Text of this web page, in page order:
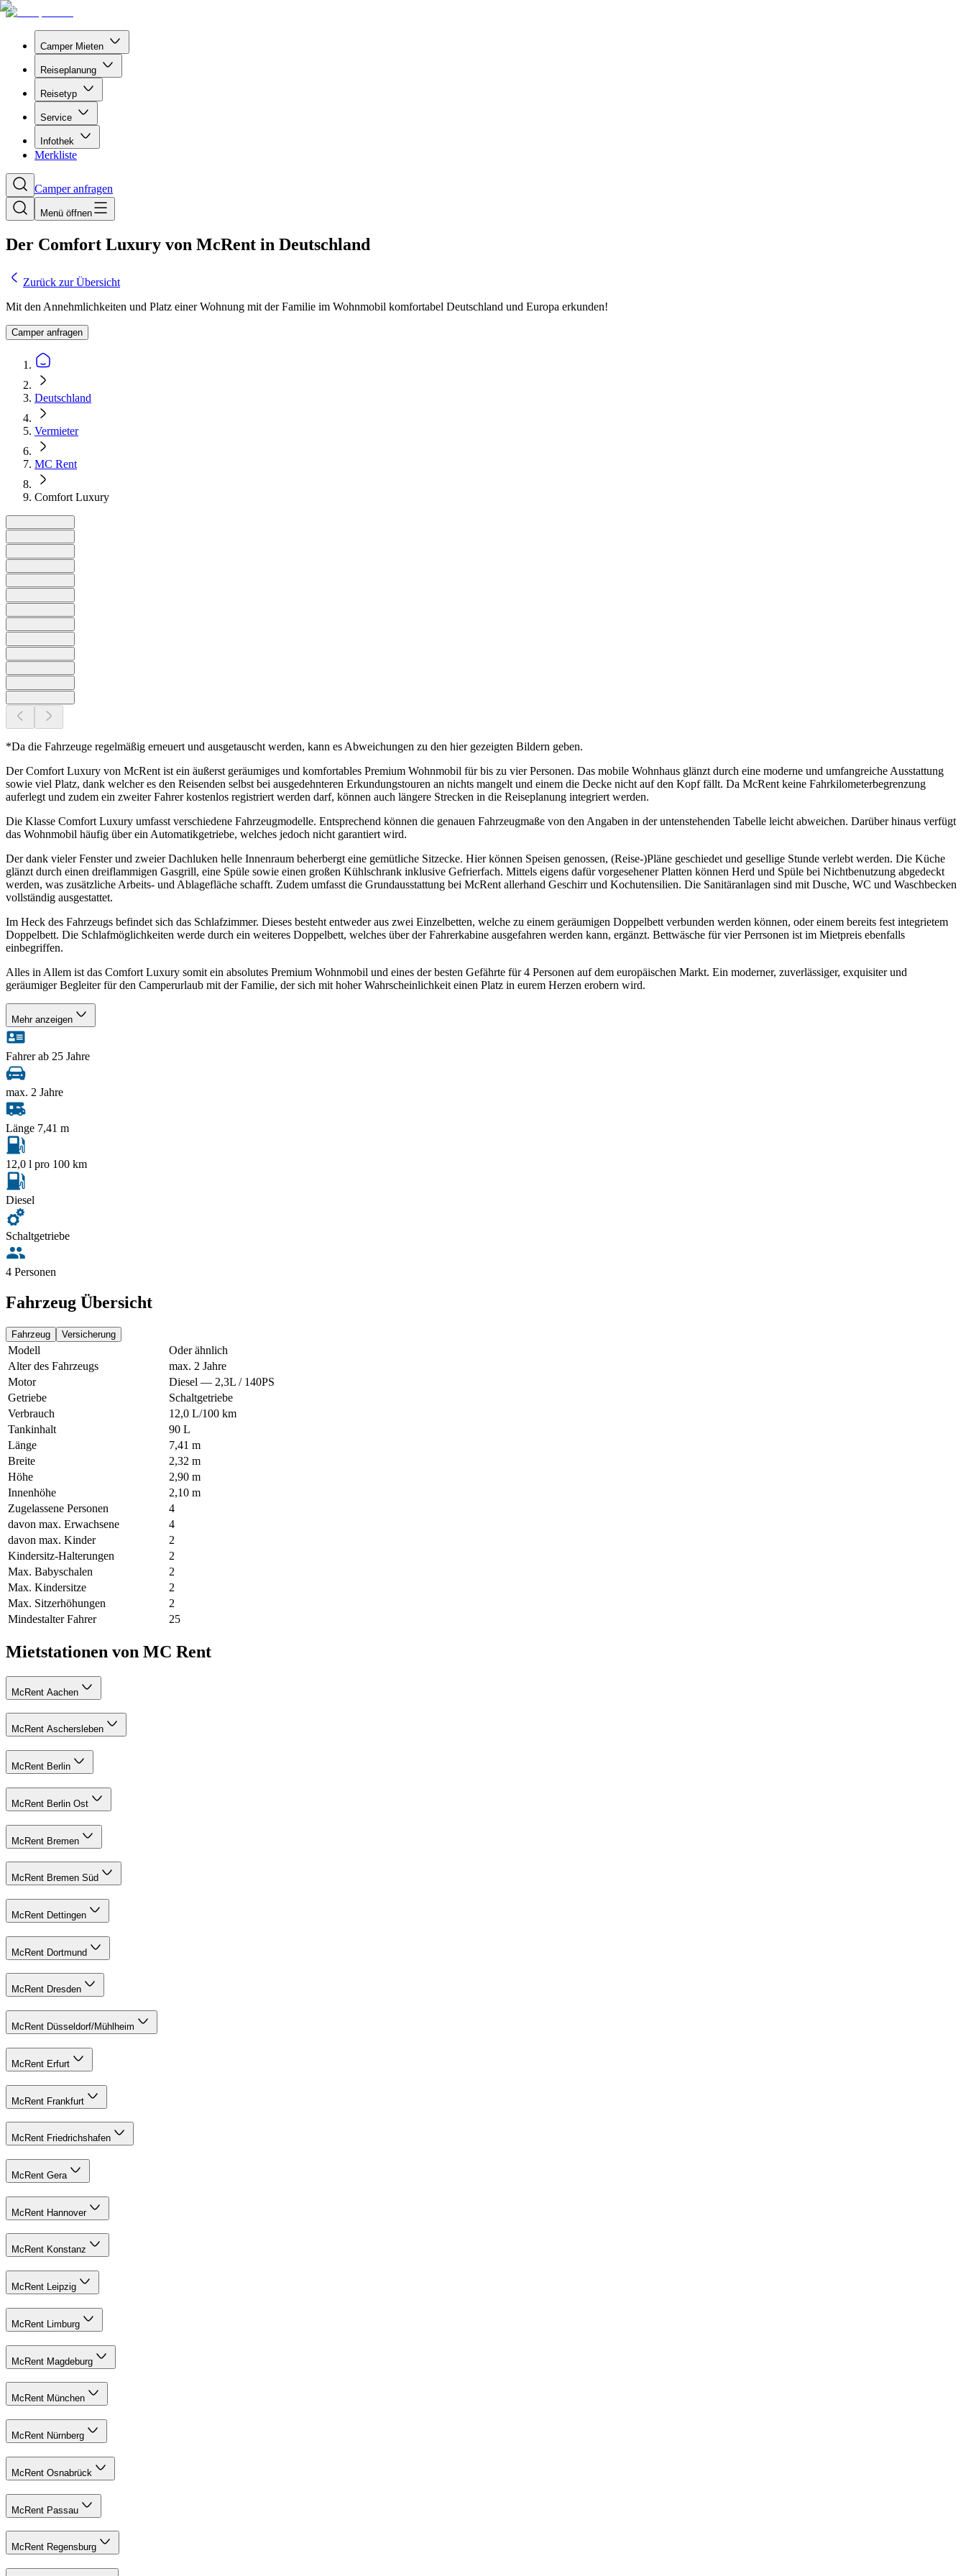
Camper Mieten
Reiseplanung
Reisetyp
Service
Infothek
Merkliste
Camper anfragen
Menü öffnen
Der Comfort Luxury von McRent in Deutschland
Zurück zur Übersicht
Mit den Annehmlichkeiten und Platz einer Wohnung mit der Familie im Wohnmobil komfortabel Deutschland und Europa erkunden!
Camper anfragen
Deutschland
Vermieter
MC Rent
Comfort Luxury
*Da die Fahrzeuge regelmäßig erneuert und ausgetauscht werden, kann es Abweichungen zu den hier gezeigten Bildern geben.
Der Comfort Luxury von McRent ist ein äußerst geräumiges und komfortables Premium Wohnmobil für bis zu vier Personen. Das mobile Wohnhaus glänzt durch eine moderne und umfangreiche Ausstattung
sowie viel Platz, dank welcher es den Reisenden selbst bei ausgedehnteren Erkundungstouren an nichts mangelt und einem die Decke nicht auf den Kopf fällt. Da McRent keine Fahrkilometerbegrenzung
auferlegt und zudem ein zweiter Fahrer kostenlos registriert werden darf, können auch längere Strecken in die Reiseplanung integriert werden.
Die Klasse Comfort Luxury umfasst verschiedene Fahrzeugmodelle. Entsprechend können die genauen Fahrzeugmaße von den Angaben in der untenstehenden Tabelle leicht abweichen. Darüber hinaus verfügt
das Wohnmobil häufig über ein Automatikgetriebe, welches jedoch nicht garantiert wird.
Der dank vieler Fenster und zweier Dachluken helle Innenraum beherbergt eine gemütliche Sitzecke. Hier können Speisen genossen, (Reise-)Pläne geschiedet und gesellige Stunde verlebt werden. Die Küche
glänzt durch einen dreiflammigen Gasgrill, eine Spüle sowie einen großen Kühlschrank inklusive Gefrierfach. Mittels eigens dafür vorgesehener Platten können Herd und Spüle bei Nichtbenutzung abgedeckt
werden, was zusätzliche Arbeits- und Ablagefläche schafft. Zudem umfasst die Grundausstattung bei McRent allerhand Geschirr und Kochutensilien. Die Sanitäranlagen sind mit Dusche, WC und Waschbecken
vollständig ausgestattet.
Im Heck des Fahrzeugs befindet sich das Schlafzimmer. Dieses besteht entweder aus zwei Einzelbetten, welche zu einem geräumigen Doppelbett verbunden werden können, oder einem bereits fest integrietem
Doppelbett. Die Schlafmöglichkeiten werde durch ein weiteres Doppelbett, welches über der Fahrerkabine ausgefahren werden kann, ergänzt. Bettwäsche für vier Perrsonen ist im Mietpreis ebenfalls
einbegriffen.
Alles in Allem ist das Comfort Luxury somit ein absolutes Premium Wohnmobil und eines der besten Gefährte für 4 Personen auf dem europäischen Markt. Ein moderner, zuverlässiger, exquisiter und
geräumiger Begleiter für den Camperurlaub mit der Familie, der sich mit hoher Wahrscheinlichkeit einen Platz in eurem Herzen erobern wird.
Mehr anzeigen
Fahrer ab 25 Jahre
max. 2 Jahre
Länge 7,41 m
12,0 l pro 100 km
Diesel
Schaltgetriebe
4 Personen
Fahrzeug Übersicht
Fahrzeug Versicherung
Modell
Oder ähnlich
Alter des Fahrzeugs
max. 2 Jahre
Motor
Diesel — 2,3L / 140PS
Getriebe
Schaltgetriebe
Verbrauch
12,0 L/100 km
Tankinhalt
90 L
Länge
7,41 m
Breite
2,32 m
Höhe
2,90 m
Innenhöhe
2,10 m
Zugelassene Personen
4
davon max. Erwachsene
4
davon max. Kinder
2
Kindersitz-Halterungen
2
Max. Babyschalen
2
Max. Kindersitze
2
Max. Sitzerhöhungen
2
Mindestalter Fahrer
25
Mietstationen von MC Rent
McRent Aachen
McRent Aschersleben
McRent Berlin
McRent Berlin Ost
McRent Bremen
McRent Bremen Süd
McRent Dettingen
McRent Dortmund
McRent Dresden
McRent Düsseldorf/Mühlheim
McRent Erfurt
McRent Frankfurt
McRent Friedrichshafen
McRent Gera
McRent Hannover
McRent Konstanz
McRent Leipzig
McRent Limburg
McRent Magdeburg
McRent München
McRent Nürnberg
McRent Osnabrück
McRent Passau
McRent Regensburg